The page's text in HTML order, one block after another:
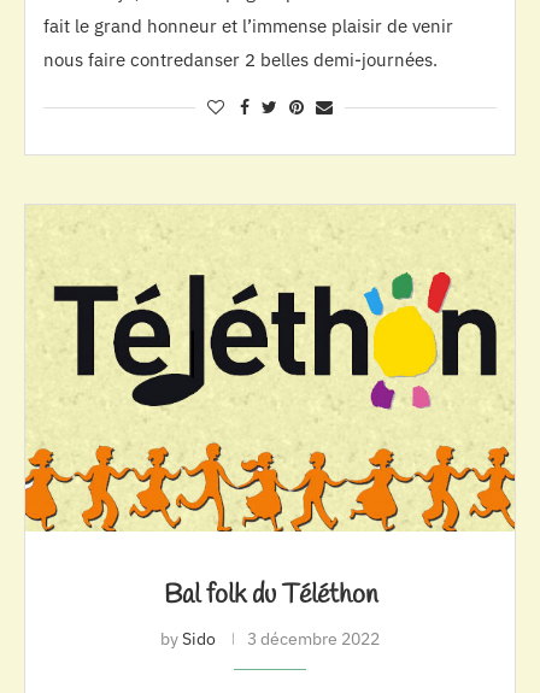
fait le grand honneur et l’immense plaisir de venir
nous faire contredanser 2 belles demi-journées.
Bal folk du Téléthon
bySido 3 décembre 2022